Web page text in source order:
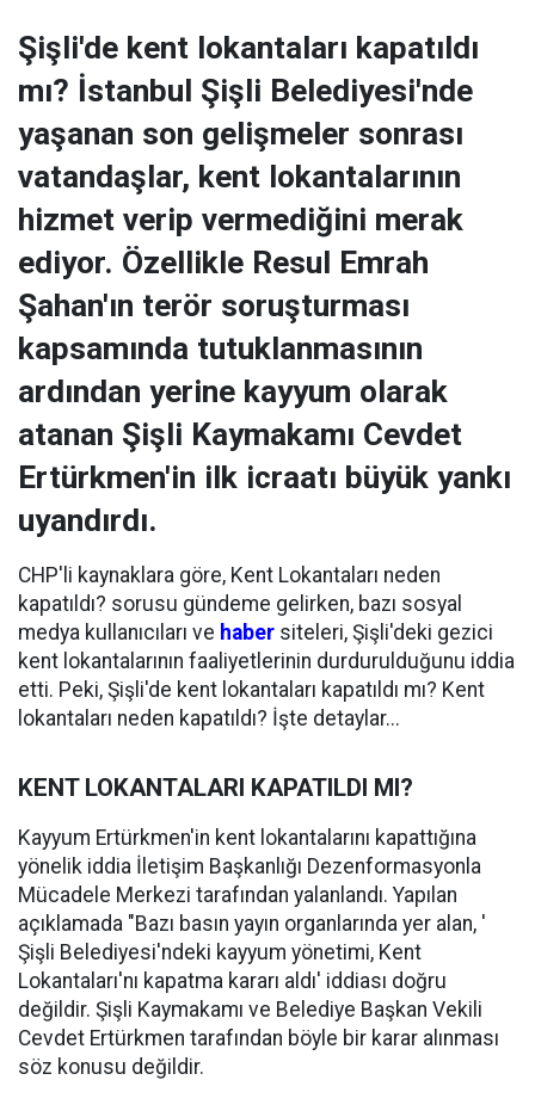
Şişli'de kent lokantaları kapatıldı
mı? İstanbul Şişli Belediyesi'nde
yaşanan son gelişmeler sonrası
vatandaşlar, kent lokantalarının
hizmet verip vermediğini merak
ediyor. Özellikle Resul Emrah
Şahan'ın terör soruşturması
kapsamında tutuklanmasının
ardından yerine kayyum olarak
atanan Şişli Kaymakamı Cevdet
Ertürkmen'in ilk icraatı büyük yankı
uyandırdı.
CHP'li kaynaklara göre, Kent Lokantaları neden
kapatıldı? sorusu gündeme gelirken, bazı sosyal
medya kullanıcıları ve haber siteleri, Şişli'deki gezici
kent lokantalarının faaliyetlerinin durdurulduğunu iddia
etti. Peki, Şişli'de kent lokantaları kapatıldı mı? Kent
lokantaları neden kapatıldı? İşte detaylar...
KENT LOKANTALARI KAPATILDI MI?
Kayyum Ertürkmen'in kent lokantalarını kapattığına
yönelik iddia İletişim Başkanlığı Dezenformasyonla
Mücadele Merkezi tarafından yalanlandı. Yapılan
açıklamada "Bazı basın yayın organlarında yer alan, '
Şişli Belediyesi'ndeki kayyum yönetimi, Kent
Lokantaları'nı kapatma kararı aldı' iddiası doğru
değildir. Şişli Kaymakamı ve Belediye Başkan Vekili
Cevdet Ertürkmen tarafından böyle bir karar alınması
söz konusu değildir.